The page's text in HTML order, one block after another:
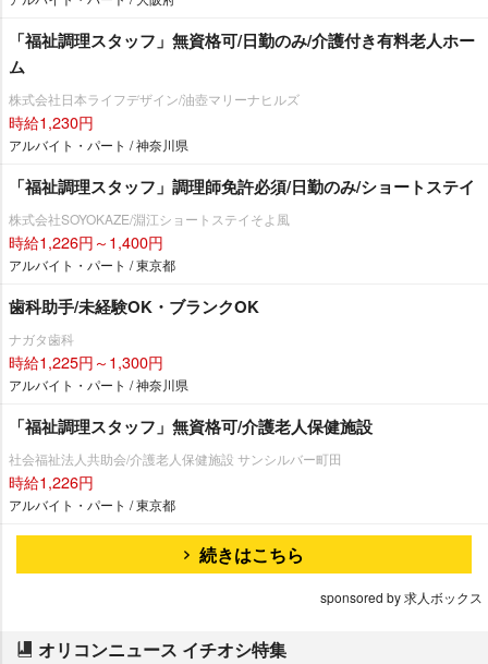
「福祉調理スタッフ」無資格可/日勤のみ/介護付き有料老人ホー
ム
株式会社日本ライフデザイン/油壺マリーナヒルズ
時給1,230円
アルバイト・パート / 神奈川県
「福祉調理スタッフ」調理師免許必須/日勤のみ/ショートステイ
株式会社SOYOKAZE/淵江ショートステイそよ風
時給1,226円～1,400円
アルバイト・パート / 東京都
歯科助手/未経験OK・ブランクOK
ナガタ歯科
時給1,225円～1,300円
アルバイト・パート / 神奈川県
「福祉調理スタッフ」無資格可/介護老人保健施設
社会福祉法人共助会/介護老人保健施設 サンシルバー町田
時給1,226円
アルバイト・パート / 東京都
続きはこちら
sponsored by 求人ボックス
オリコンニュース イチオシ特集